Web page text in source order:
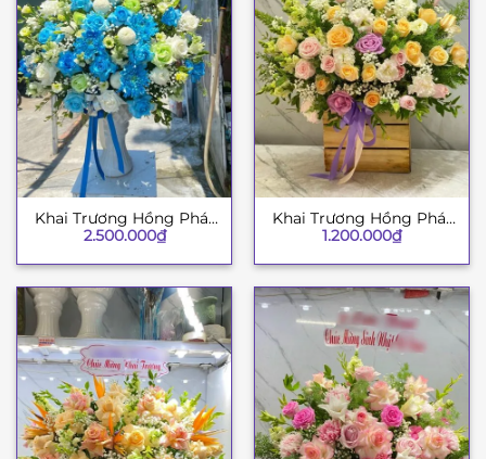
Khai Trương Hồng Phát
3
2.500.000₫
Khai Trương Hồng Phát
4
1.200.000₫